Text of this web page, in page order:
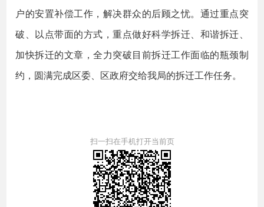
户的安置补偿工作，解决群众的后顾之忧。通过重点突
破、以点带面的方式，重点做好科学拆迁、和谐拆迁、
加快拆迁的文章，全力突破目前拆迁工作面临的瓶颈制
约，圆满完成区委、区政府交给我局的拆迁工作任务。
扫一扫在手机打开当前页